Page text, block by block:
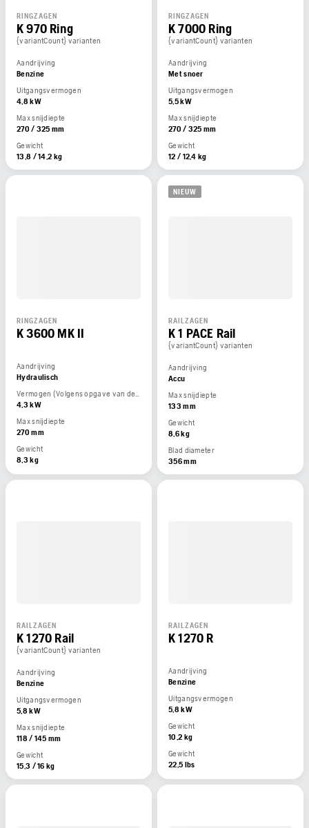
RINGZAGEN
K 970 Ring
{variantCount} varianten
Aandrijving
Benzine
Uitgangsvermogen
4,8 kW
Max snijdiepte
270 / 325 mm
Gewicht
13,8 / 14,2 kg
RINGZAGEN
K 7000 Ring
{variantCount} varianten
Aandrijving
Met snoer
Uitgangsvermogen
5,5 kW
Max snijdiepte
270 / 325 mm
Gewicht
12 / 12,4 kg
RINGZAGEN
K 3600 MK II
Aandrijving
Hydraulisch
Vermogen (Volgens opgave van de motorfabrikant)
4,3 kW
Max snijdiepte
270 mm
Gewicht
8,3 kg
NIEUW
RAILZAGEN
K 1 PACE Rail
{variantCount} varianten
Aandrijving
Accu
Max snijdiepte
133 mm
Gewicht
8,6 kg
Blad diameter
356 mm
RAILZAGEN
K 1270 Rail
{variantCount} varianten
Aandrijving
Benzine
Uitgangsvermogen
5,8 kW
Max snijdiepte
118 / 145 mm
Gewicht
15,3 / 16 kg
RAILZAGEN
K 1270 R
Aandrijving
Benzine
Uitgangsvermogen
5,8 kW
Gewicht
10,2 kg
Gewicht
22,5 lbs